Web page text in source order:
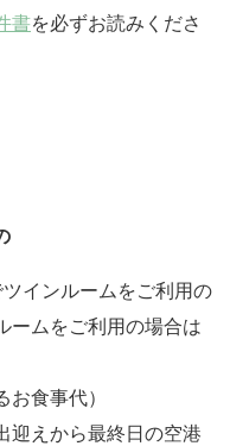
書を必ずお読みくださ
インルームをご利用の
ームをご利用の場合は
食事代）
迎えから最終日の空港